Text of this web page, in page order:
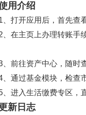
用介绍
、打开应用后，首先查
、在主页上办理转账手
、前往资产中心，随时
、通过基金模块，检查
、进入生活缴费专区，
新日志